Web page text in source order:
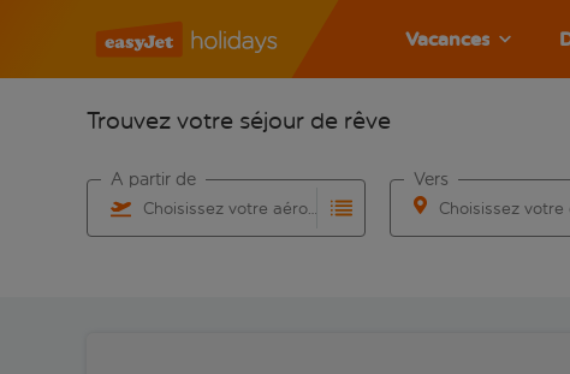
Vacances
Trouvez votre séjour de rêve
Choisissez votre aéroport
À partir de Vers